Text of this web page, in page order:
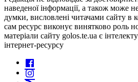
наведеної інформації, а також може
думки, висловлені читачами сайту в
сам ресурс виконує винятково роль
матеріали сайту golos.te.ua є
інтернет-ресурсу